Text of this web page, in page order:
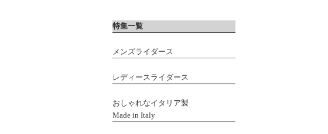
特集一覧
メンズライダース
レディースライダース
おしゃれなイタリア製
Made in Italy